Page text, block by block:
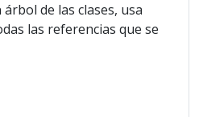
de las clases, usa
las referencias que se